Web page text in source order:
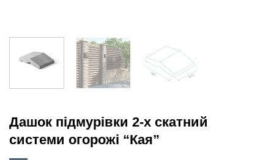
Дашок підмурівки 2-х скатний
cистеми огорожі “Кая”